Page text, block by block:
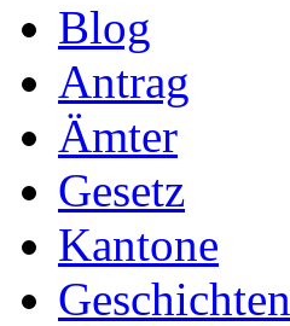
Blog
Antrag
Ämter
Gesetz
Kantone
Geschichten